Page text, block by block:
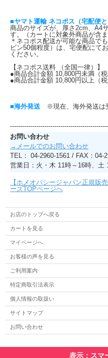
■ヤマト運輸 ネコポス（宅配便
商品のサイズが、厚さ2cm、A4
す。（カートに対象外商品が含
＊ネコポス配送が可能な商品で
ビン50個程度）は、宅便配にて
ください。
【ネコポス送料 （全国一律）】
●商品合計金額 10,800円未満（
●商品合計金額 10,800円以上（
■海外発送 ※現在、海外発送は
お問い合わせ
→メールでのお問い合わせ
TEL： 04-2960-1561 / FAX：04-
営業日：火・木 11時～16時、土
【ホメオパシージャパン正規販
ーズTOPページへ
お店のトップへ戻る
カートを見る
マイページへ
お客様の声を見る
ご利用案内
特定商取引法表示
個人情報の取扱い
サイトマップ
お問い合わせ
表示：スマ